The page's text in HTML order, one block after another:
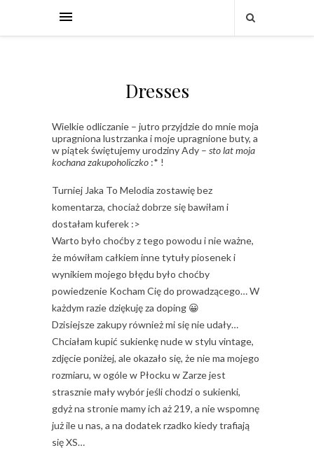
Dresses
Wielkie odliczanie – jutro przyjdzie do mnie moja
upragniona lustrzanka i moje upragnione buty, a
w piątek świętujemy urodziny Ady – sto lat moja
kochana zakupoholiczko :* !
Turniej Jaka To Melodia zostawię bez
komentarza, chociaż dobrze się bawiłam i
dostałam kuferek :>
Warto było choćby z tego powodu i nie ważne,
że mówiłam całkiem inne tytuły piosenek i
wynikiem mojego błędu było choćby
powiedzenie Kocham Cię do prowadzącego… W
każdym razie dziękuję za doping 😀
Dzisiejsze zakupy również mi się nie udały…
Chciałam kupić sukienkę nude w stylu vintage,
zdjęcie poniżej, ale okazało się, że nie ma mojego
rozmiaru, w ogóle w Płocku w Zarze jest
strasznie mały wybór jeśli chodzi o sukienki,
gdyż na stronie mamy ich aż 219, a nie wspomnę
już ile u nas, a na dodatek rzadko kiedy trafiają
się XS…